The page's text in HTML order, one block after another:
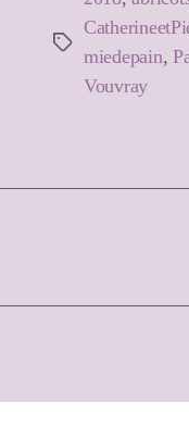
Étiquettes
miedepain,
Vouvray